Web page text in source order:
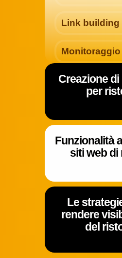
Link building
Creazione
per
Funzionalità
siti web
Le
rendere
del